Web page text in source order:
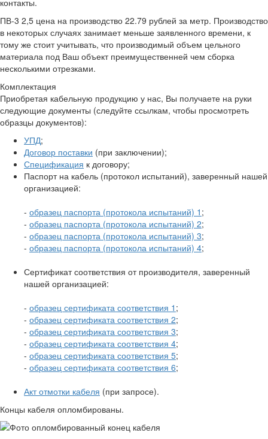
ПВ-3 2,5 цена на производство 22.79 рублей за метр. Производство
в некоторых случаях занимает меньше заявленного времени, к
тому же стоит учитывать, что производимый объем цельного
материала под Ваш объект преимущественней чем сборка
несколькими отрезками.
Комплектация
Приобретая кабельную продукцию у нас, Вы получаете на руки
следующие документы (следуйте ссылкам, чтобы просмотреть
образцы документов):
УПД;
Договор поставки (при заключении);
Спецификация к договору;
Паспорт на кабель (протокол испытаний), заверенный нашей
организацией:
- образец паспорта (протокола испытаний) 1 ;
- образец паспорта (протокола испытаний) 2;
- образец паспорта (протокола испытаний) 3;
- образец паспорта (протокола испытаний) 4;
Сертификат соответствия от производителя, заверенный
нашей организацией:
- образец сертификата соответствия 1 ;
- образец сертификата соответствия 2;
- образец сертификата соответствия 3;
- образец сертификата соответствия 4;
- образец сертификата соответствия 5;
- образец сертификата соответствия 6;
Акт отмотки кабеля (при запросе).
Концы кабеля опломбированы.